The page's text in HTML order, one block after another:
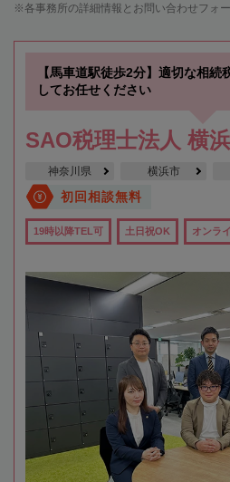
各事務所の詳細情報とお問い合わせフォ
【馬車道駅徒歩2分】適切な相
してお任せください
SAO税理士法人 横
神奈川県 横浜市
初回相談無料
19時以降TEL可 土日祝OK オンラ